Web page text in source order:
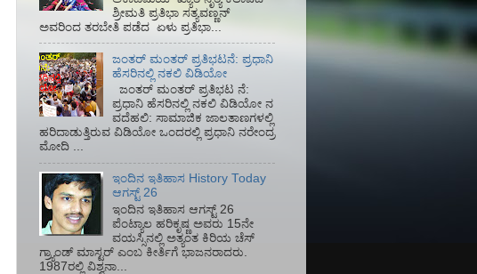
ಶ್ರೀಮತಿ ಪ್ರತಿಭಾ ಸತ್ಯವಣ್ಣನ್
ಅವರಿಂದ ತರಬೇತಿ ಪಡೆದ ಏಳು ಪ್ರತಿಭಾ...
ಜಂತರ್ ಮಂತರ್ ಪ್ರತಿಭಟನೆ: ಪ್ರಧಾನಿ
ಹೆಸರಿನಲ್ಲಿ ನಕಲಿ ವಿಡಿಯೋ
ಜಂತರ್ ಮಂತರ್ ಪ್ರತಿಭಟ ನೆ:
ಪ್ರಧಾನಿ ಹೆಸರಿನಲ್ಲಿ ನಕಲಿ ವಿಡಿಯೋ ನ
ವದೆಹಲಿ: ಸಾಮಾಜಿಕ ಜಾಲತಾಣಗಳಲ್ಲಿ
ಹರಿದಾಡುತ್ತಿರುವ ವಿಡಿಯೋ ಒಂದರಲ್ಲಿ ಪ್ರಧಾನಿ ನರೇಂದ್ರ
ಮೋದಿ ...
ಇಂದಿನ ಇತಿಹಾಸ History Today
ಆಗಸ್ಟ್ 26
ಇಂದಿನ ಇತಿಹಾಸ ಆಗಸ್ಟ್ 26
ಪೆಂಟ್ಯಾಲ ಹರಿಕೃಷ್ಣ ಅವರು 15ನೇ
ವಯಸ್ಸಿನಲ್ಲಿ ಅತ್ಯಂತ ಕಿರಿಯ ಚೆಸ್
ಗ್ರ್ಯಾಂಡ್ ಮಾಸ್ಟರ್ ಎಂಬ ಕೀರ್ತಿಗೆ ಭಾಜನರಾದರು.
1987ರಲ್ಲಿ ವಿಶ್ವನಾ...